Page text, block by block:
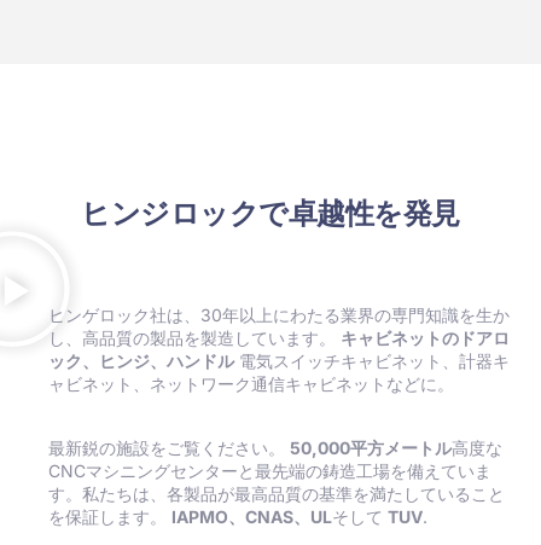
ヒンジロックで卓越性を発見
ヒンゲロック社は、30年以上にわたる業界の専門知識を生か
し、高品質の製品を製造しています。 キャビネットのドアロ
ック、ヒンジ、ハンドル電気スイッチキャビネット、計器キ
ャビネット、ネットワーク通信キャビネットなどに。
最新鋭の施設をご覧ください。 50,000平方メートル高度な
CNCマシニングセンターと最先端の鋳造工場を備えていま
す。私たちは、各製品が最高品質の基準を満たしていること
を保証します。 IAPMO、CNAS、ULそして TUV.